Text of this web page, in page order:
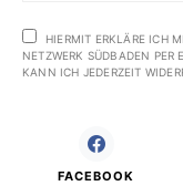
HIERMIT ERKLÄRE ICH
NETZWERK SÜDBADEN
KANN ICH JEDERZEIT
FACEBOOK